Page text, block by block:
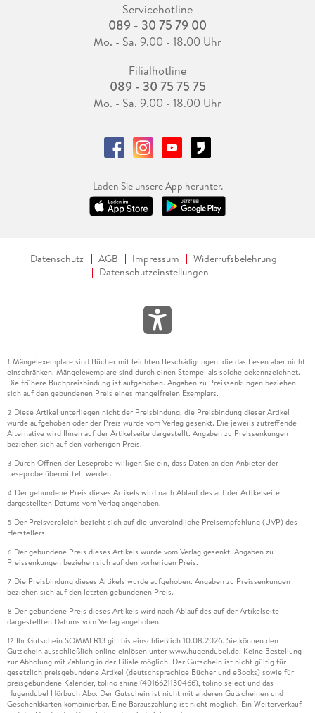
Servicehotline
089 - 30 75 79 00
Mo. - Sa. 9.00 - 18.00 Uhr
Filialhotline
089 - 30 75 75 75
Mo. - Sa. 9.00 - 18.00 Uhr
Laden Sie unsere App herunter.
Datenschutz AGB Impressum
Widerrufsbelehrung
Datenschutzeinstellungen
1 Mängelexemplare sind Bücher mit leichten Beschädigungen, die das Lesen aber nicht
einschränken. Mängelexemplare sind durch einen Stempel als solche gekennzeichnet.
Die frühere Buchpreisbindung ist aufgehoben. Angaben zu Preissenkungen beziehen
sich auf den gebundenen Preis eines mangelfreien Exemplars.
2 Diese Artikel unterliegen nicht der Preisbindung, die Preisbindung dieser Artikel
wurde aufgehoben oder der Preis wurde vom Verlag gesenkt. Die jeweils zutreffende
Alternative wird Ihnen auf der Artikelseite dargestellt. Angaben zu Preissenkungen
beziehen sich auf den vorherigen Preis.
3 Durch Öffnen der Leseprobe willigen Sie ein, dass Daten an den Anbieter der
Leseprobe übermittelt werden.
4 Der gebundene Preis dieses Artikels wird nach Ablauf des auf der Artikelseite
dargestellten Datums vom Verlag angehoben.
5 Der Preisvergleich bezieht sich auf die unverbindliche Preisempfehlung (UVP) des
Herstellers.
6 Der gebundene Preis dieses Artikels wurde vom Verlag gesenkt. Angaben zu
Preissenkungen beziehen sich auf den vorherigen Preis.
7 Die Preisbindung dieses Artikels wurde aufgehoben. Angaben zu Preissenkungen
beziehen sich auf den letzten gebundenen Preis.
8 Der gebundene Preis dieses Artikels wird nach Ablauf des auf der Artikelseite
dargestellten Datums vom Verlag angehoben.
12 Ihr Gutschein SOMMER13 gilt bis einschließlich 10.08.2026. Sie können den
Gutschein ausschließlich online einlösen unter www.hugendubel.de. Keine Bestellung
zur Abholung mit Zahlung in der Filiale möglich. Der Gutschein ist nicht gültig für
gesetzlich preisgebundene Artikel (deutschsprachige Bücher und eBooks) sowie für
preisgebundene Kalender, tolino shine (4016621130466), tolino select und das
Hugendubel Hörbuch Abo. Der Gutschein ist nicht mit anderen Gutscheinen und
Geschenkkarten kombinierbar. Eine Barauszahlung ist nicht möglich. Ein Weiterverkauf